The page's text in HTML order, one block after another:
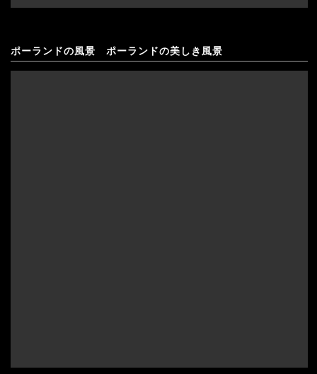
ポーランドの風景 ポーランドの美しき風景